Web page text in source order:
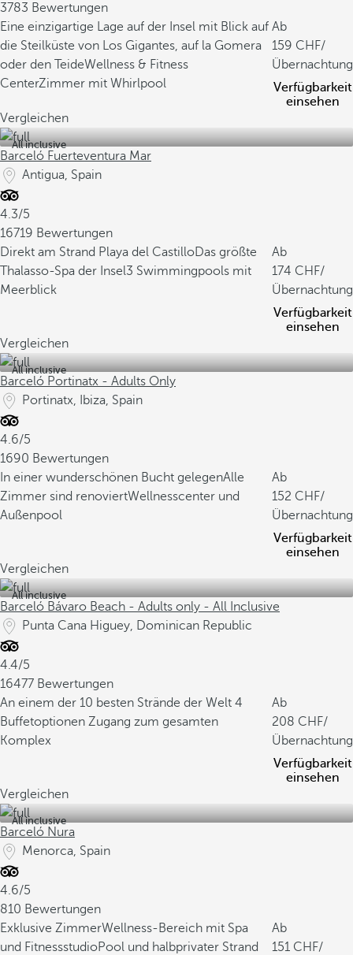
3783 Bewertungen
Eine einzigartige Lage auf der Insel mit Blick auf
die Steilküste von Los Gigantes, auf la Gomera
oder den TeideWellness & Fitness
CenterZimmer mit Whirlpool
Ab
159
/
Übernachtung
Verfügbarkeit
einsehen
Vergleichen
All inclusive
Barceló Fuerteventura Mar
Antigua, Spain
4.3/5
16719 Bewertungen
Direkt am Strand Playa del CastilloDas größte
Thalasso-Spa der Insel3 Swimmingpools mit
Meerblick
Ab
174
/
Übernachtung
Verfügbarkeit
einsehen
Vergleichen
All inclusive
Barceló Portinatx - Adults Only
Portinatx, Ibiza, Spain
4.6/5
1690 Bewertungen
In einer wunderschönen Bucht gelegenAlle
Zimmer sind renoviertWellnesscenter und
Außenpool
Ab
152
/
Übernachtung
Verfügbarkeit
einsehen
Vergleichen
All inclusive
Barceló Bávaro Beach - Adults only - All Inclusive
Punta Cana Higuey, Dominican Republic
4.4/5
16477 Bewertungen
An einem der 10 besten Strände der Welt 4
Buffetoptionen Zugang zum gesamten
Komplex
Ab
208
/
Übernachtung
Verfügbarkeit
einsehen
Vergleichen
All inclusive
Barceló Nura
Menorca, Spain
4.6/5
810 Bewertungen
Exklusive ZimmerWellness-Bereich mit Spa
und FitnessstudioPool und halbprivater Strand
Ab
151
/